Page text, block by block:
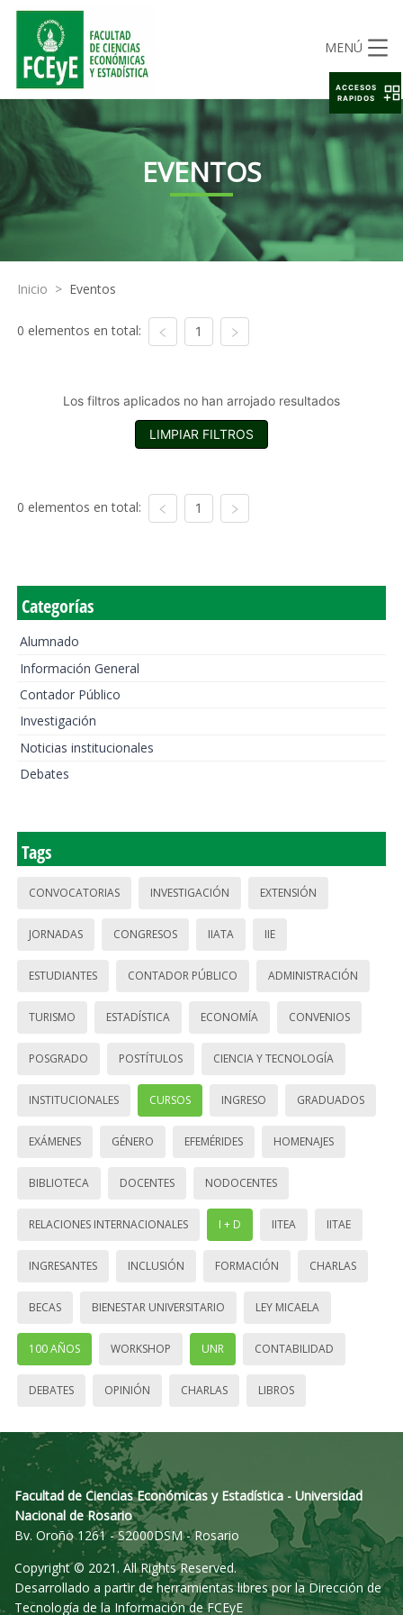
MENÚ
EVENTOS
Inicio > Eventos
0 elementos en total: 1
Los filtros aplicados no han arrojado resultados
LIMPIAR FILTROS
0 elementos en total: 1
Categorías
Alumnado
Información General
Contador Público
Investigación
Noticias institucionales
Debates
Tags
CONVOCATORIAS INVESTIGACIÓN EXTENSIÓN
JORNADAS CONGRESOS IIATA IIE
ESTUDIANTES CONTADOR PÚBLICO ADMINISTRACIÓN
TURISMO ESTADÍSTICA ECONOMÍA CONVENIOS
POSGRADO POSTÍTULOS CIENCIA Y TECNOLOGÍA
INSTITUCIONALES CURSOS INGRESO GRADUADOS
EXÁMENES GÉNERO EFEMÉRIDES HOMENAJES
BIBLIOTECA DOCENTES NODOCENTES
RELACIONES INTERNACIONALES I + D IITEA IITAE
INGRESANTES INCLUSIÓN FORMACIÓN CHARLAS
BECAS BIENESTAR UNIVERSITARIO LEY MICAELA
100 AÑOS WORKSHOP UNR CONTABILIDAD
DEBATES OPINIÓN CHARLAS LIBROS
Facultad de Ciencias Económicas y Estadística - Universidad
Nacional de Rosario
Bv. Oroño 1261 - S2000DSM - Rosario
Copyright © 2021. All Rights Reserved.
Desarrollado a partir de herramientas libres por la Dirección de
Tecnología de la Información de FCEyE
ACCESOS
RAPIDOS